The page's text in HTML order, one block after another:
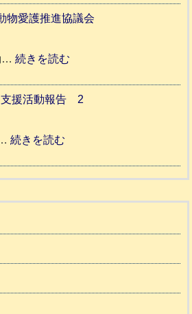
人
ホ
日
記
本
支
報
3
災
ッ
一
り
り
愛護推進協議会
…続きを読む
和
市
援活動報告 2
…続きを読む
和
熊
震